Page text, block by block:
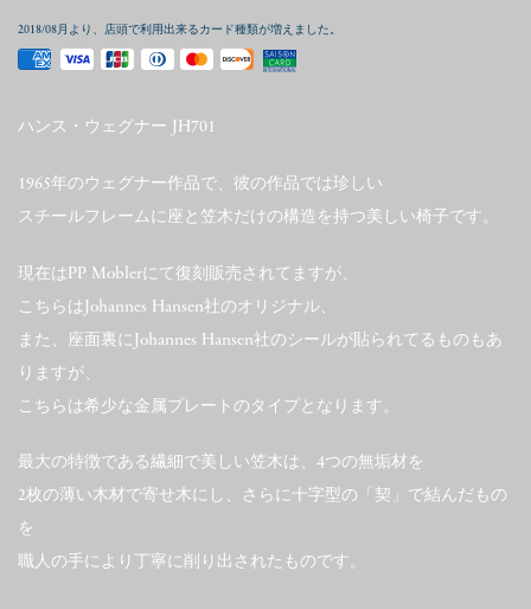
2018/08月より、店頭で利用出来るカード種類が増えました。
ハンス・ウェグナー JH701
1965年のウェグナー作品で、彼の作品では珍しい
スチールフレームに座と笠木だけの構造を持つ美しい椅子です。
現在はPP Moblerにて復刻販売されてますが、
こちらはJohannes Hansen社のオリジナル、
また、座面裏にJohannes Hansen社のシールが貼られてるものもあ
りますが、
こちらは希少な金属プレートのタイプとなります。
最大の特徴である繊細で美しい笠木は、4つの無垢材を
2枚の薄い木材で寄せ木にし、さらに十字型の「契」で結んだもの
を
職人の手により丁寧に削り出されたものです。